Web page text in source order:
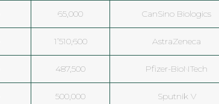
65,000 CanSino Biologics
1’510,600 AstraZeneca
487,500 Pfizer-BioNTech
500,000 Sputnik V